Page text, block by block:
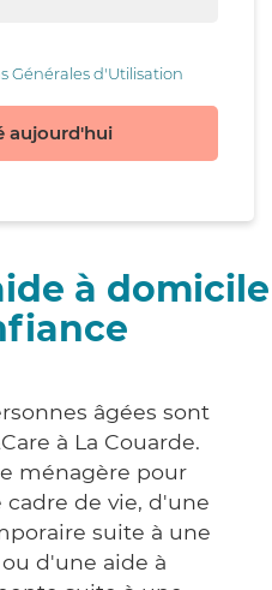
Générales d'Utilisation
aujourd'hui
à domicile
âgées sont
à La Couarde.
ménagère pour
de vie, d'une
suite à une
d'une aide à